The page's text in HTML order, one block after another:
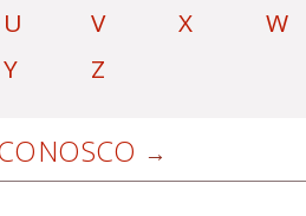
U
V X
W
Y
Z